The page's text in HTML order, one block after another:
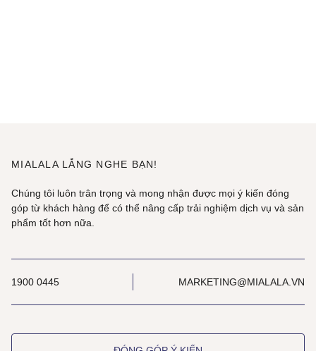
MIALALA LẮNG NGHE BẠN!
Chúng tôi luôn trân trọng và mong nhận được mọi ý kiến đóng
góp từ khách hàng để có thể nâng cấp trải nghiệm dịch vụ và sản
phẩm tốt hơn nữa.
1900 0445 MARKETING@MIALALA.VN